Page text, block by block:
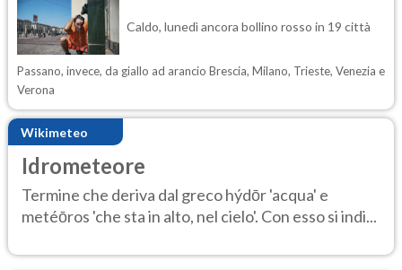
Caldo, lunedì ancora bollino rosso in 19 città
Passano, invece, da giallo ad arancio Brescia, Milano, Trieste, Venezia e
Verona
Wikimeteo
Idrometeore
Termine che deriva dal greco hýdōr 'acqua' e
metéōros 'che sta in alto, nel cielo'. Con esso si indi...